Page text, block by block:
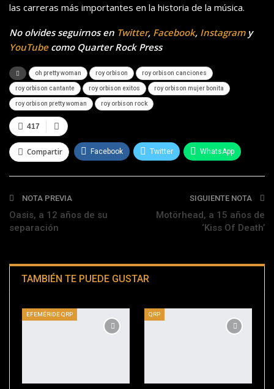
las carreras más importantes en la historia de la música.
No olvides seguirnos en Twitter, Facebook, Instagramy
YouTubecomo Quarter Rock Press
oh pretty woman roy orbison roy orbison canciones
roy orbison cantante roy orbison exitos roy orbison mujer bonita
roy orbison pretty woman roy orbison rock
417
Compartir Facebook Twitter WhatsApp
Telegram
NOTA PREVIA
Oasis, a 12 años de su
separación
SIGUIENTE NOTA
Motörhead, a 15 años de
‘Kiss Of Death’
TAMBIÉN TE PUEDE GUSTAR
EFEMÉRIDE QRP QRP